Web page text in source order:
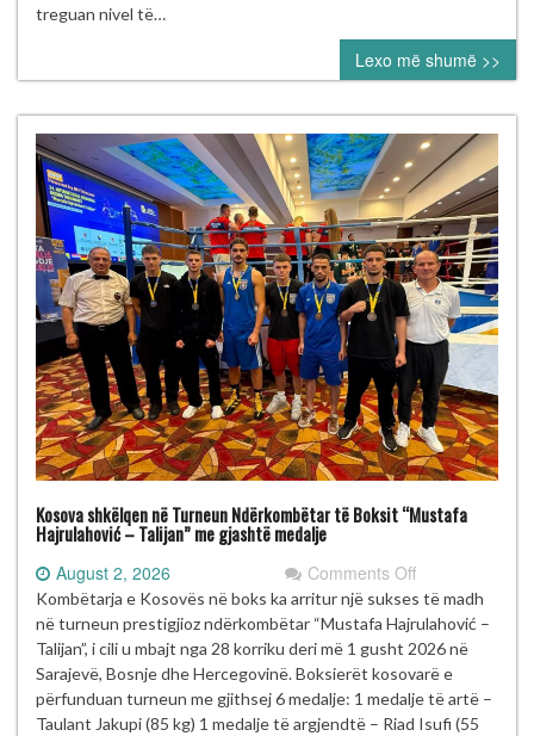
sukses
në
Pejë
treguan nivel të…
Lexo më shumë >>
Kosova shkëlqen në Turneun Ndërkombëtar të Boksit “Mustafa
Hajrulahović – Talijan” me gjashtë medalje
August 2, 2026 Comments Offon
Kosova
shkëlqen
në
Turneun
Ndërkombëtar
të
Kombëtarja e Kosovës në boks ka arritur një sukses të madh
në turneun prestigjioz ndërkombëtar “Mustafa Hajrulahović –
Talijan”, i cili u mbajt nga 28 korriku deri më 1 gusht 2026 në
Sarajevë, Bosnje dhe Hercegovinë. Boksierët kosovarë e
përfunduan turneun me gjithsej 6 medalje: 1 medalje të artë –
Taulant Jakupi (85 kg) 1 medalje të argjendtë – Riad Isufi (55